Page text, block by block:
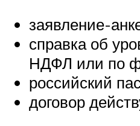
заявление-
справка об
НДФЛ или по
российский
договор